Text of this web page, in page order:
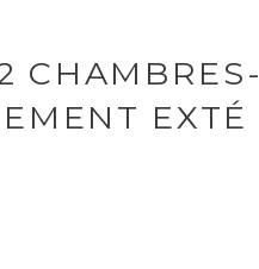
CHAMBRES-
EXTÉ